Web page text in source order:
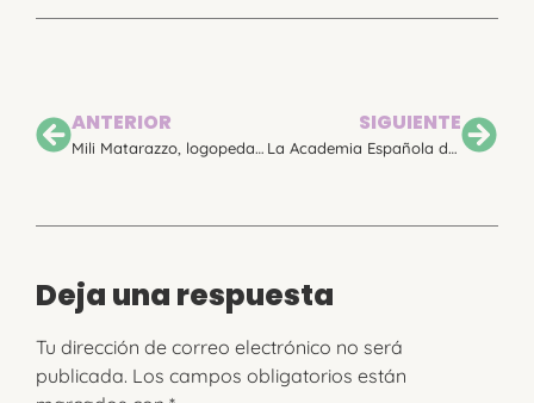
ANTERIOR
Mili Matarazzo, logopeda neonatal, comparte mesa redonda con Nazaret Olivera, Comadrona en la Ola, en las III Jornadas de la Anquiloglosia por Frelac y LactApp
SIGUIENTE
La Academia Española de Logopedia en Neonatos y Lactantes participa en el evento por el Día Mundial de la Prematuridad de Som Prematurs en el CosmoCaixa Museo de La Ciencia de Barcelona
Deja una respuesta
Tu dirección de correo electrónico no será
publicada. Los campos obligatorios están